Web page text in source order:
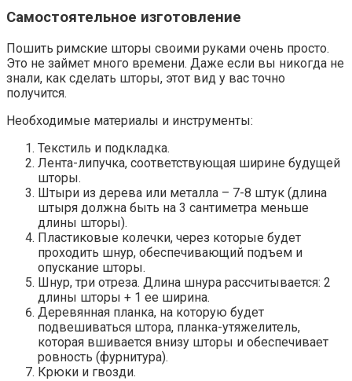
Самостоятельное изготовление
Пошить римские шторы своими руками очень просто.
Это не займет много времени. Даже если вы никогда не
знали, как сделать шторы, этот вид у вас точно
получится.
Необходимые материалы и инструменты:
Текстиль и подкладка.
Лента-липучка, соответствующая ширине будущей
шторы.
Штыри из дерева или металла – 7-8 штук (длина
штыря должна быть на 3 сантиметра меньше
длины шторы).
Пластиковые колечки, через которые будет
проходить шнур, обеспечивающий подъем и
опускание шторы.
Шнур, три отреза. Длина шнура рассчитывается: 2
длины шторы + 1 ее ширина.
Деревянная планка, на которую будет
подвешиваться штора, планка-утяжелитель,
которая вшивается внизу шторы и обеспечивает
ровность (фурнитура).
Крюки и гвозди.